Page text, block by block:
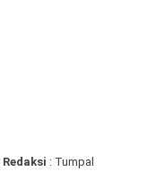
: Tumpal